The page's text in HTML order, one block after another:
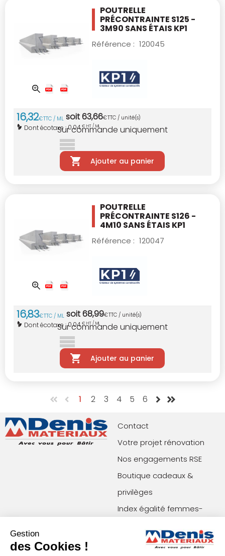
POUTRELLE
PRÉCONTRAINTE S125 -
3M90 SANS ÉTAIS KP1
Référence : 120045
16,32€TTC / ML soit63,66€TTC / unité(s)
Dont écotaxe :0,04€ HT / ML
Sur commande uniquement
Ajouter au panier
POUTRELLE
PRÉCONTRAINTE S126 -
4M10 SANS ÉTAIS KP1
Référence : 120047
16,83€TTC / ML soit68,99€TTC / unité(s)
Dont écotaxe :0,04€ HT / ML
Sur commande uniquement
Ajouter au panier
1 2 3 4 5 6
Contact
Votre projet rénovation
Nos engagements RSE
Boutique cadeaux &
privilèges
Index égalité femmes-
Gestion
des Cookies !